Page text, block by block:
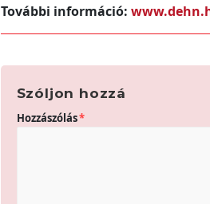
További információ:
Szóljon hozzá
Hozzászólás*